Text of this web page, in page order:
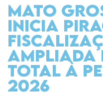
Mato
inicia
ampliada
total à
2026